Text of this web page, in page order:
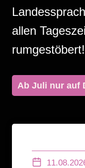
allen
rumgestöbert!
Ab Juli nur auf